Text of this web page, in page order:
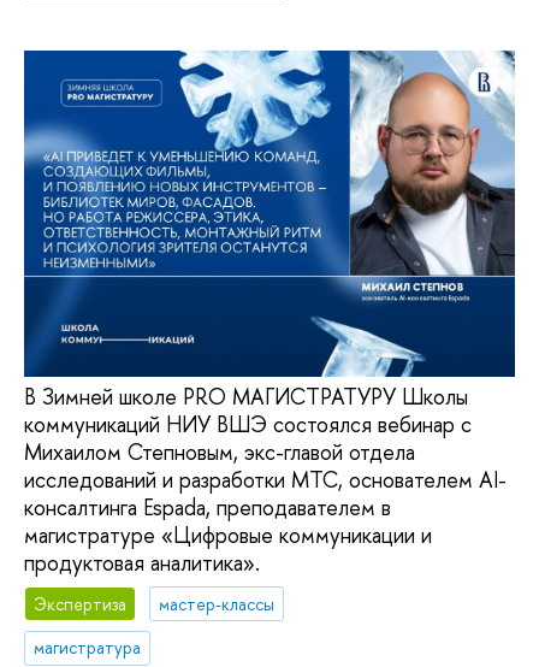
В Зимней школе PRO МАГИСТРАТУРУ Школы
коммуникаций НИУ ВШЭ состоялся вебинар с
Михаилом Степновым, экс-главой отдела
исследований и разработки МТС, основателем AI-
консалтинга Espada, преподавателем в
магистратуре «Цифровые коммуникации и
продуктовая аналитика».
Экспертиза
мастер-классы
магистратура